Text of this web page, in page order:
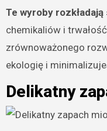
Te wyroby
chemikaliów i
zrównoważonego
ekologię i
Delikatny